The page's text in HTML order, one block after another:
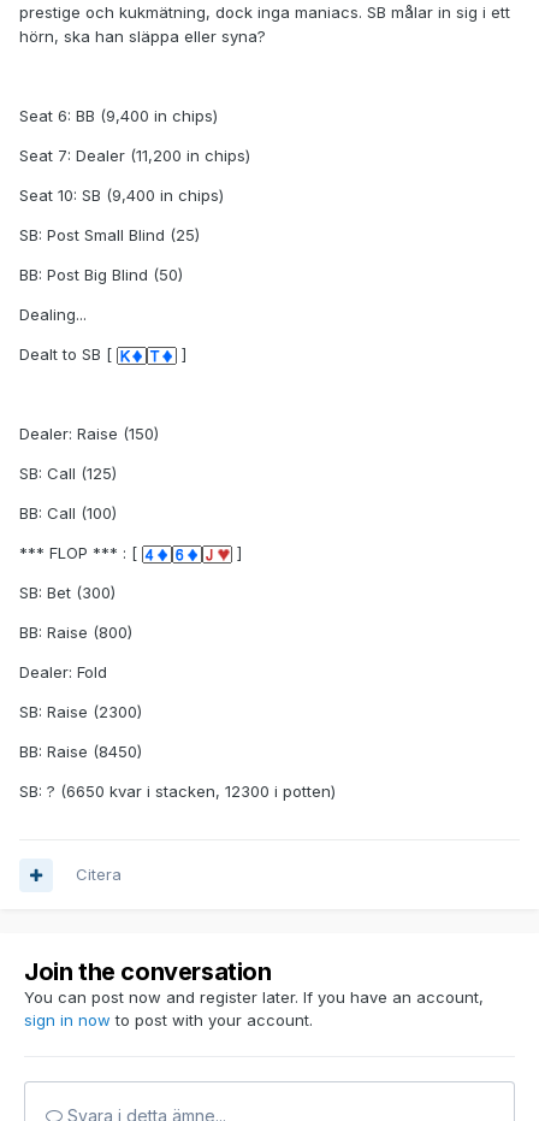
prestige och kukmätning, dock inga maniacs. SB målar in sig i ett
hörn, ska han släppa eller syna?
Seat 6: BB (9,400 in chips)
Seat 7: Dealer (11,200 in chips)
Seat 10: SB (9,400 in chips)
SB: Post Small Blind (25)
BB: Post Big Blind (50)
Dealing...
Dealt to SB [ ]
Dealer: Raise (150)
SB: Call (125)
BB: Call (100)
*** FLOP *** : [ ]
SB: Bet (300)
BB: Raise (800)
Dealer: Fold
SB: Raise (2300)
BB: Raise (8450)
SB: ? (6650 kvar i stacken, 12300 i potten)
Citera
Join the conversation
You can post now and register later. If you have an account,
sign in now to post with your account.
Svara i detta ämne...